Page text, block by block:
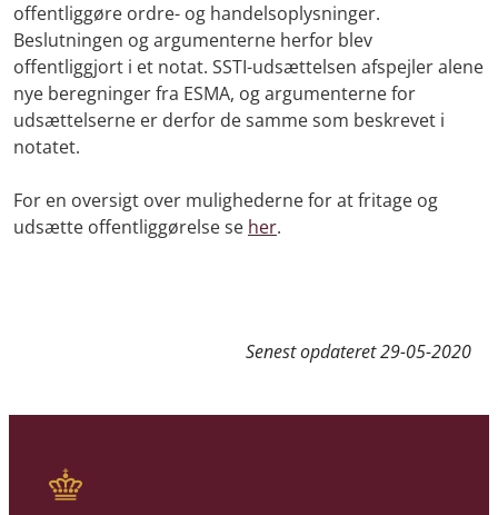
offentliggøre ordre- og handelsoplysninger.
Beslutningen og argumenterne herfor blev
offentliggjort i et notat. SSTI-udsættelsen afspejler alene
nye beregninger fra ESMA, og argumenterne for
udsættelserne er derfor de samme som beskrevet i
notatet.
For en oversigt over mulighederne for at fritage og
udsætte offentliggørelse se her.
Senest opdateret29-05-2020